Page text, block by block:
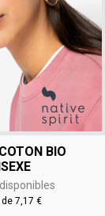
BIO
7,17 €